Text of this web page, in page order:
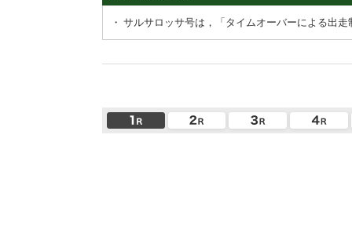
・ サルサロッサ号は，「タイムオーバーによる出